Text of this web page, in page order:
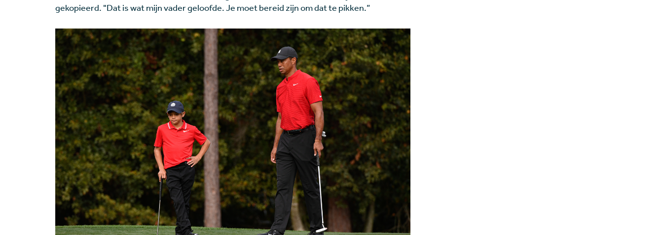
gekopieerd. "Dat is wat mijn vader geloofde. Je moet bereid zijn om dat te pikken.”